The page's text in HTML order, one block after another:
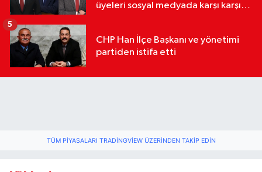
üyeleri sosyal medyada karşı karşıya
CHP Han İlçe Başkanı ve yönetimi
partiden istifa etti
5
TÜM PIYASALARI TRADINGVIEW ÜZERINDEN TAKIP EDIN